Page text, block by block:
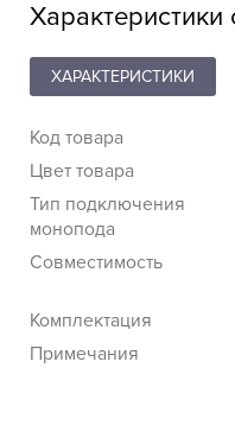
ХАРАКТЕРИСТИКИ
Код товара
Цвет товара
Тип подключения
монопода
Совместимость
Комплектация
Примечания